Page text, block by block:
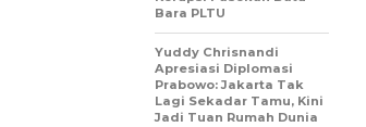
Bara PLTU
Yuddy Chrisnandi
Apresiasi Diplomasi
Prabowo: Jakarta Tak
Lagi Sekadar Tamu, Kini
Jadi Tuan Rumah Dunia